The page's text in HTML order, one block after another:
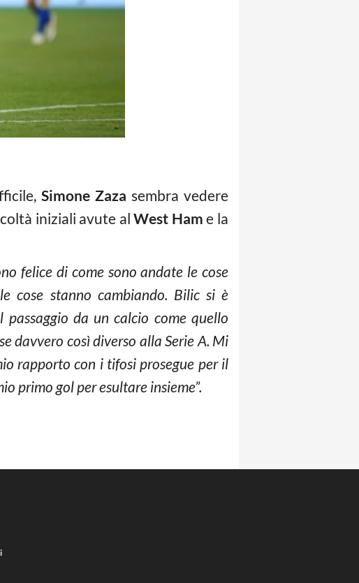
Simone Zaza sembra vedere
iniziali avute alWest Ham e la
felice di come sono andate le cose
cose stanno cambiando. Bilic si è
da un calcio come quello
davvero così diverso alla Serie A. Mi
rapporto con i tifosi prosegue per il
primo gol per esultare insieme”.